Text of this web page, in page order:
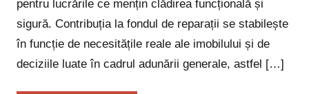
pentru lucrările ce mențin clădirea funcțională și
sigură. Contribuția la fondul de reparații se stabilește
în funcție de necesitățile reale ale imobilului și de
deciziile luate în cadrul adunării generale, astfel […]